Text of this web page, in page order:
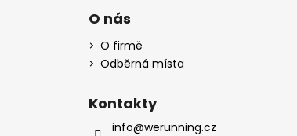
O nás
O firmě
Odběrná místa
Kontakty
info@werunning.cz